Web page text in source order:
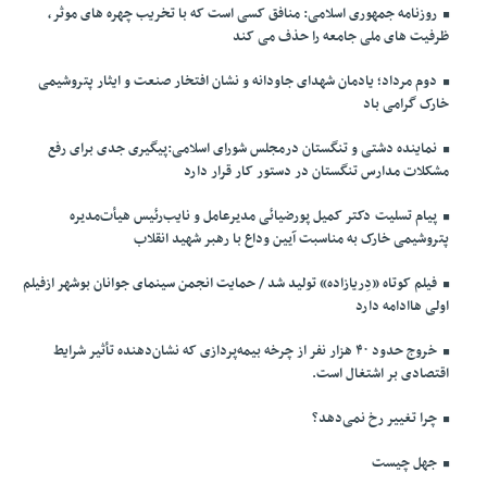
روزنامه جمهوری اسلامی: منافق کسی است که با تخریب چهره های موثر،
ظرفیت های ملی جامعه را حذف می کند
دوم مرداد؛ یادمان شهدای جاودانه و نشان افتخار صنعت و ایثار پتروشیمی
خارک گرامی باد
نماینده دشتی و تنگستان درمجلس شورای اسلامی:پیگیری جدی برای رفع
مشکلات مدارس تنگستان در دستور کار قرار دارد
پیام تسلیت دکتر کمیل پورضیائی مدیرعامل و نایب‌رئیس هیأت‌مدیره
پتروشیمی خارک به مناسبت آیین وداع با رهبر شهید انقلاب
فیلم کوتاه «دِریازاده» تولید شد / حمایت انجمن سینمای جوانان بوشهر ازفیلم
اولی هاادامه دارد
خروج حدود ۴۰ هزار نفر از چرخه بیمه‌پردازی که نشان‌دهنده تأثیر شرایط
اقتصادی بر اشتغال است.
چرا تغییر رخ نمی‌دهد؟
جهل چیست